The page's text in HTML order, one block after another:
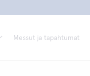
Messut ja tapahtumat